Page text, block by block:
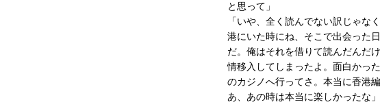
と思って」
「いや、全く読んでない訳じゃな
港にいた時にね、そこで出会った
だ。俺はそれを借りて読んだんだ
情移入してしまったよ。面白かっ
のカジノへ行ってさ。本当に香港
あ、あの時は本当に楽しかったな」